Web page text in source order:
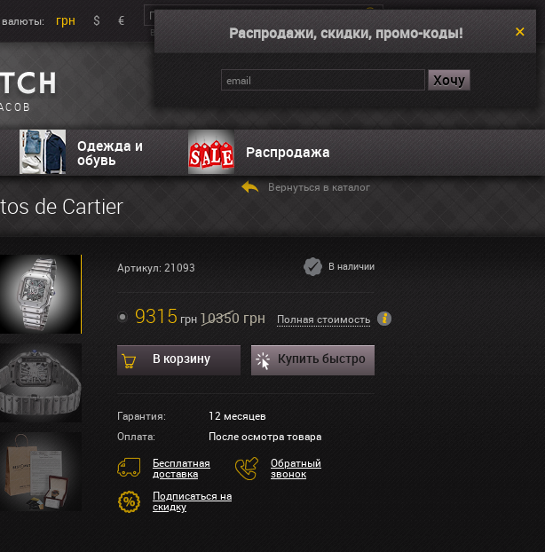
грн $ €
Введите поисковой запрос, например “Dual Time”
Корзина
Нет товаров
Одежда и
обувь Распродажа
de Cartier
Вернуться в каталог
Артикул: 21093 В наличии
9315 грн 10350 грн Полная стоимость
В корзину Купить быстро
Гарантия:
12 месяцев
Оплата:
После осмотра товара
Бесплатная
доставка
Обратный
звонок
Подписаться на
скидку
Распродажи, скидки, промо-коды!